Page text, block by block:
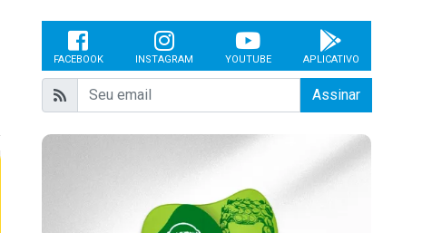
FACEBOOK INSTAGRAM YOUTUBE APLICATIVO
Assinar